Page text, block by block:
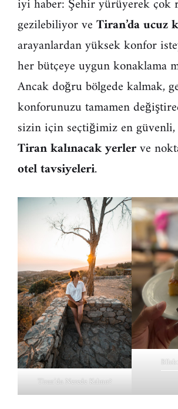
gezilebiliyor veTiran’da ucuz
arayanlardan yüksek konfor
her bütçeye uygun konaklama
Ancak doğru bölgede kalmak,
konforunuzu tamamen
sizin için seçtiğimiz en
Tiran kalınacak yerlerve
otel tavsiyeleri.
Tiran’da Nerede Kalınır?